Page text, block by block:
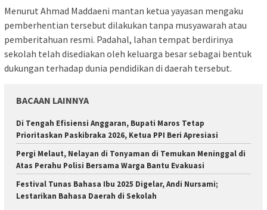
Menurut Ahmad Maddaeni mantan ketua yayasan mengaku
pemberhentian tersebut dilakukan tanpa musyawarah atau
pemberitahuan resmi. Padahal, lahan tempat berdirinya
sekolah telah disediakan oleh keluarga besar sebagai bentuk
dukungan terhadap dunia pendidikan di daerah tersebut.
BACAAN LAINNYA
Di Tengah Efisiensi Anggaran, Bupati Maros Tetap
Prioritaskan Paskibraka 2026, Ketua PPI Beri Apresiasi
Pergi Melaut, Nelayan di Tonyaman di Temukan Meninggal di
Atas Perahu Polisi Bersama Warga Bantu Evakuasi
Festival Tunas Bahasa Ibu 2025 Digelar, Andi Nursami;
Lestarikan Bahasa Daerah di Sekolah